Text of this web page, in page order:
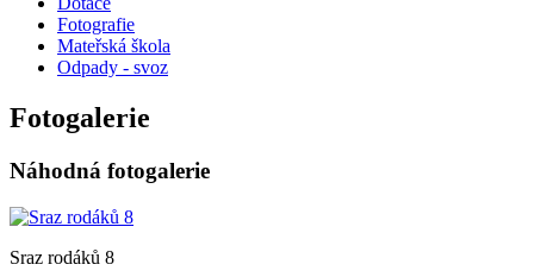
Fotografie
Mateřská škola
Odpady - svoz
Fotogalerie
Náhodná fotogalerie
Sraz rodáků 8